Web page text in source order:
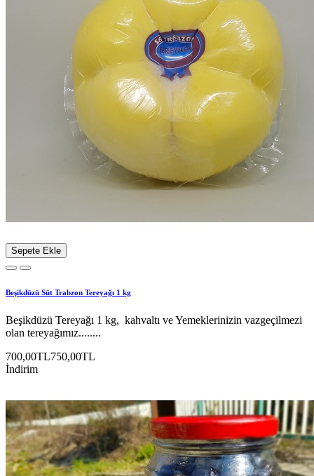
Sepete Ekle
Beşikdüzü Süt Trabzon Tereyağı 1 kg
Beşikdüzü Tereyağı 1 kg, kahvaltı ve Yemeklerinizin vazgeçilmezi
olan tereyağımız........
700,00TL750,00TL
İndirim